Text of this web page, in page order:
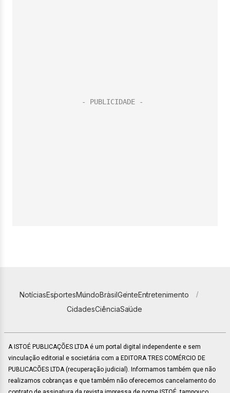
NotíciasEsportesMundoBrasilGenteEntretenimento
CidadesCiênciaSaúde
A ISTOÉ PUBLICAÇÕES LTDA é um portal digital independente e sem
vinculação editorial e societária com a EDITORA TRES COMÉRCIO DE
PUBLICACÕES LTDA (recuperação judicial). Informamos também que não
realizamos cobranças e que também não oferecemos cancelamento do